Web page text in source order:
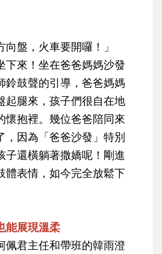
向盤，火車要開囉！」
下來！坐在爸爸媽媽沙發
鈴鼓聲的引導，爸爸媽媽
起腿來，孩子們很自在地
懷抱裡。幾位爸爸陪同來
，因為「爸爸沙發」特別
子還橫躺著撒嬌呢！剛進
體表情，如今完全放鬆下
能展現溫柔
佩君主任和帶班的韓雨澄